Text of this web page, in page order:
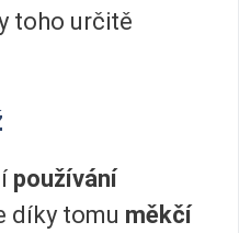
toho určitě
používání
díky tomu měkčí